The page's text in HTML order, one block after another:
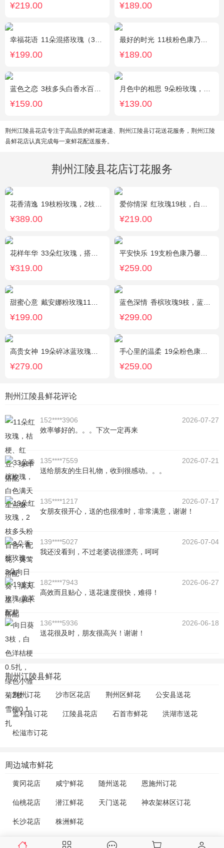
¥219.00 ¥189.00
幸福花语 11朵混搭玫瑰（3支红玫瑰、3支粉玫瑰、3支白玫瑰、2支香槟玫瑰），搭配适量黄莺、栀子叶，随机赠送1只可爱小熊。
¥199.00
最好的时光 11枝粉色康乃馨，2枝粉色多头香水百合，栀子叶适量
¥189.00
蓝色之恋 3枝多头白香水百合，情人草丰满，绿叶。
¥159.00
月色中的相思 9朵粉玫瑰，配满天星，绿叶
¥139.00
荆州江陵县花店专注于高品质的鲜花速递、荆州江陵县订花送花服务，荆州江陵
县鲜花店认真完成每一束鲜花配送服务。
荆州江陵县花店订花服务
花香清逸 19枝粉玫瑰，2枝粉色乒乓菊，1枝粉色绣球，银叶菊，粉色满天星，绿叶搭配
¥389.00
爱你情深 红玫瑰19枝，白色相思梅、栀子叶搭配
¥219.00
花样年华 33朵红玫瑰，搭配适量石竹梅外围。
¥319.00
平安快乐 19支粉色康乃馨，2支白色多头百合，搭配适量叶上黄金。
¥259.00
甜蜜心意 戴安娜粉玫瑰11枝，浅紫勿忘我、尤加利搭配
¥199.00
蓝色深情 香槟玫瑰9枝，蓝绣球1枝，向日葵3枝，白色洋桔梗、大叶尤加利搭配
¥299.00
高贵女神 19朵碎冰蓝玫瑰，绿叶搭配
¥279.00
手心里的温柔 19朵粉色康乃馨，5朵粉玫瑰，绿叶搭配
¥259.00
荆州江陵县鲜花评论
152****3906
2026-07-27
效率够好的。。。下次一定再来
135****7559
2026-07-21
送给朋友的生日礼物，收到很感动。。。
135****1217
2026-07-17
女朋友很开心，送的也很准时，非常满意，谢谢！
139****5027
2026-07-04
我还没看到，不过老婆说很漂亮，呵呵
182****7943
2026-06-27
高效而且贴心，送花速度很快，难得！
136****5936
2026-06-18
送花很及时，朋友很高兴！谢谢！
荆州江陵县鲜花
荆州订花 沙市区花店 荆州区鲜花 公安县送花
监利县订花 江陵县花店 石首市鲜花 洪湖市送花
松滋市订花
周边城市鲜花
黄冈花店 咸宁鲜花 随州送花 恩施州订花
仙桃花店 潜江鲜花 天门送花 神农架林区订花
长沙花店 株洲鲜花